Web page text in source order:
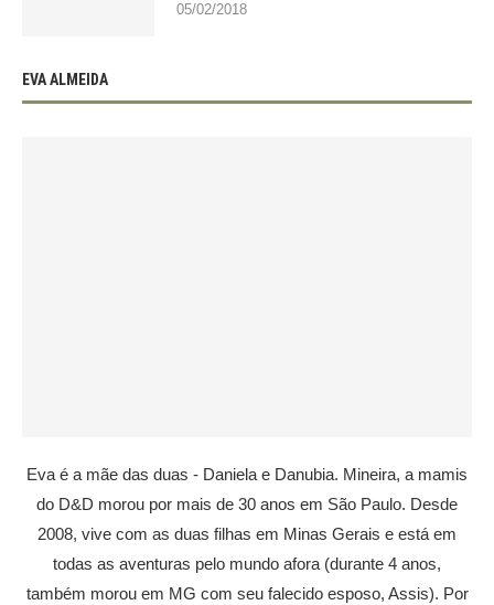
05/02/2018
EVA ALMEIDA
Eva é a mãe das duas - Daniela e Danubia. Mineira, a mamis
do D&D morou por mais de 30 anos em São Paulo. Desde
2008, vive com as duas filhas em Minas Gerais e está em
todas as aventuras pelo mundo afora (durante 4 anos,
também morou em MG com seu falecido esposo, Assis). Por